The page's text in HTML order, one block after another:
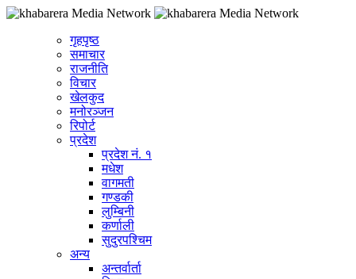
गृहपृष्ठ
समाचार
राजनीति
विचार
खेलकुद
मनोरञ्जन
रिपोर्ट
प्रदेश
प्रदेश नं. १
मधेश
वागमती
गण्डकी
लुम्बिनी
कर्णाली
सुदुरपश्चिम
अन्य
अन्तर्वार्ता